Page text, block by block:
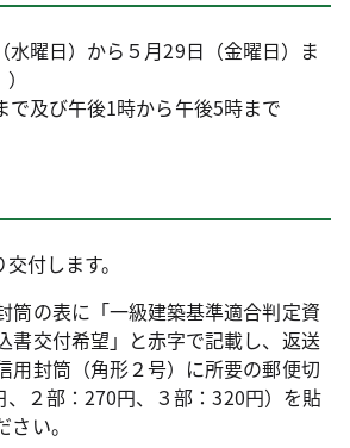
水曜日）から５月29日（金曜日）ま
で及び午後1時から午後5時まで
付します。
筒の表に「一級建築基準適合判定資
書交付希望」と赤字で記載し、返送
用封筒（角形２号）に所要の郵便切
２部：270円、３部：320円）を貼
い。